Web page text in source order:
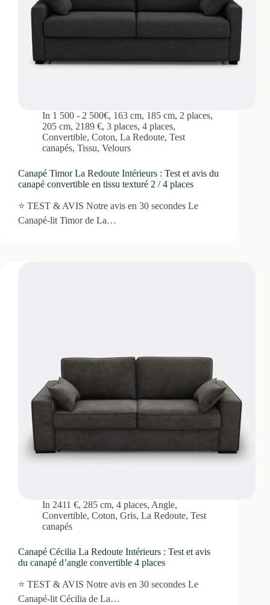
In 1 500 - 2 500€, 163 cm, 185 cm, 2 places,
205 cm, 2189 €, 3 places, 4 places,
Convertible, Coton, La Redoute, Test
canapés, Tissu, Velours
Canapé Timor La Redoute Intérieurs : Test et avis du
canapé convertible en tissu texturé 2 / 4 places
⭐ TEST & AVIS Notre avis en 30 secondes Le
Canapé-lit Timor de La…
In 2411 €, 285 cm,4 places, Angle,
Convertible, Coton, Gris, La Redoute, Test
canapés
Canapé Cécilia La Redoute Intérieurs : Test et avis
du canapé d’angle convertible 4 places
⭐ TEST & AVIS Notre avis en 30 secondes Le
Canapé-lit Cécilia de La…